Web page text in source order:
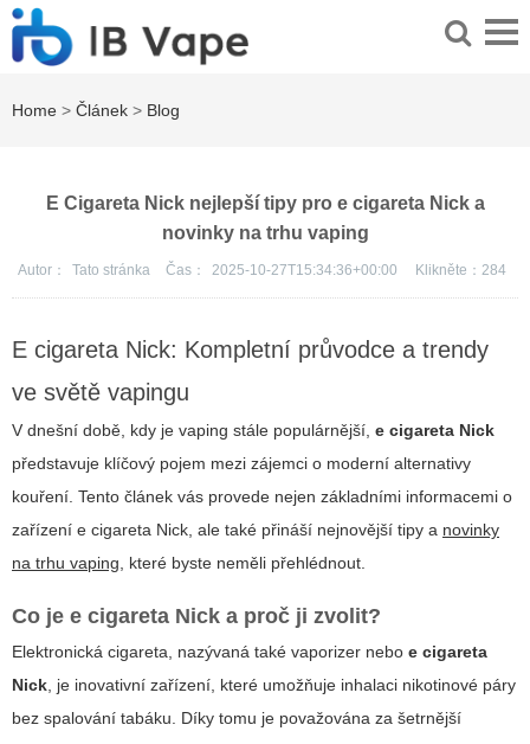
Home > Článek > Blog
E Cigareta Nick nejlepší tipy pro e cigareta Nick a
novinky na trhu vaping
Autor： Tato stránka Čas： 2025-10-27T15:34:36+00:00 Klikněte： 284
E cigareta Nick: Kompletní průvodce a trendy
ve světě vapingu
V dnešní době, kdy je vaping stále populárnější, e cigareta Nick
představuje klíčový pojem mezi zájemci o moderní alternativy
kouření. Tento článek vás provede nejen základními informacemi o
zařízení e cigareta Nick, ale také přináší nejnovější tipy a novinky
na trhu vaping, které byste neměli přehlédnout.
Co je e cigareta Nick a proč ji zvolit?
Elektronická cigareta, nazývaná také vaporizer nebo e cigareta
Nick, je inovativní zařízení, které umožňuje inhalaci nikotinové páry
bez spalování tabáku. Díky tomu je považována za šetrnější